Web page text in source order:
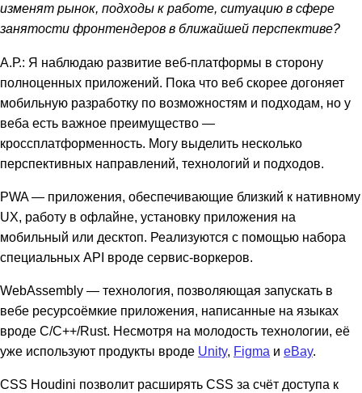
изменят рынок, подходы к работе, ситуацию в сфере
занятости фронтендеров в ближайшей перспективе?
А.Р.: Я наблюдаю развитие веб-платформы в сторону
полноценных приложений. Пока что веб скорее догоняет
мобильную разработку по возможностям и подходам, но у
веба есть важное преимущество —
кроссплатформенность. Могу выделить несколько
перспективных направлений, технологий и подходов.
PWA — приложения, обеспечивающие близкий к нативному
UX, работу в офлайне, установку приложения на
мобильный или десктоп. Реализуются с помощью набора
специальных API вроде сервис-воркеров.
WebAssembly — технология, позволяющая запускать в
вебе ресурсоёмкие приложения, написанные на языках
вроде C/C++/Rust. Несмотря на молодость технологии, её
уже используют продукты вроде Unity, Figma и eBay.
CSS Houdini позволит расширять CSS за счёт доступа к